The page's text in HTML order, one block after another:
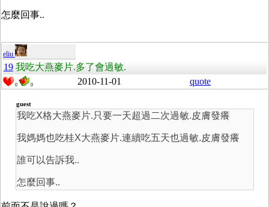
怎麼回事..
eliu
19 我吃大燕麥片.多了會過敏.
0 0 2010-11-01 quote
guest
我吃X格大燕麥片.只要一天超過二次過敏.皮膚發癢
我媽媽也吃桂X大燕麥片.連續吃五天也過敏.皮膚發癢
誰可以告訴我..
怎麼回事..